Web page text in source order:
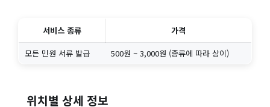
서비스 종류
가격
모든 민원 서류 발급
500원 ~ 3,000원 (종류에 따라 상이)
위치별 상세 정보